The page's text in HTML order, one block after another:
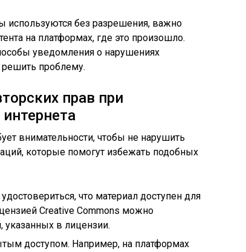
используются без разрешения, важно
на платформах, где это произошло.
уведомления о нарушениях
решить проблему.
прав при
внимательности, чтобы не нарушить
которые помогут избежать подобных
что материал доступен для
Creative Commons можно
указанных в лицензии.
доступом. Например, на платформах